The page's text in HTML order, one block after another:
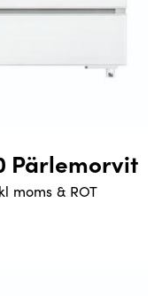
Pärlemorvit
moms & ROT